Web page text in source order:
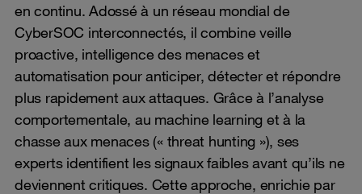
en continu. Adossé à un réseau mondial de
CyberSOC interconnectés, il combine veille
proactive, intelligence des menaces et
automatisation pour anticiper, détecter et répondre
plus rapidement aux attaques. Grâce à l’analyse
comportementale, au machine learning et à la
chasse aux menaces (« threat hunting »), ses
experts identifient les signaux faibles avant qu’ils ne
deviennent critiques. Cette approche, enrichie par